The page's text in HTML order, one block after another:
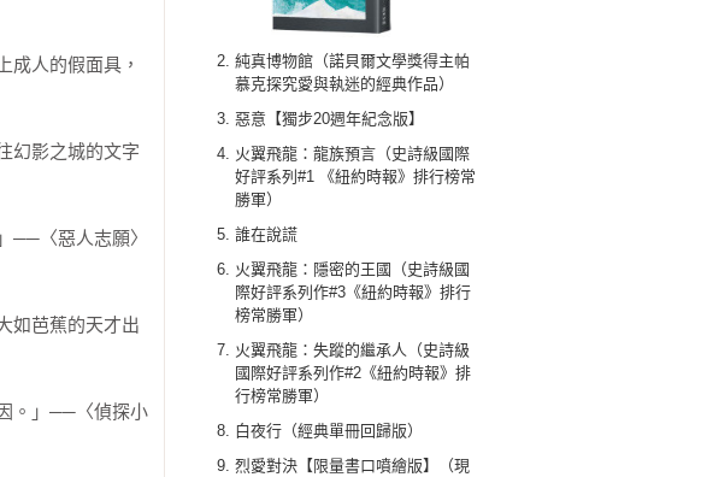
純真博物館（諾貝爾文學獎得主帕
慕克探究愛與執迷的經典作品）
惡意【獨步20週年紀念版】
火翼飛龍：龍族預言（史詩級國際
好評系列#1 《紐約時報》排行榜常
勝軍）
誰在說謊
火翼飛龍：隱密的王國（史詩級國
際好評系列作#3《紐約時報》排行
榜常勝軍）
火翼飛龍：失蹤的繼承人（史詩級
國際好評系列作#2《紐約時報》排
行榜常勝軍）
白夜行（經典單冊回歸版）
烈愛對決【限量書口噴繪版】（現
成人的假面具，
幻影之城的文字
──〈惡人志願〉
如芭蕉的天才出
。」──〈偵探小